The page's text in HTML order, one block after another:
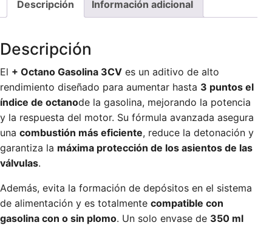
Descripción Información adicional
Descripción
El + Octano Gasolina 3CV es un aditivo de alto
rendimiento diseñado para aumentar hasta 3 puntos el
índice de octanode la gasolina, mejorando la potencia
y la respuesta del motor. Su fórmula avanzada asegura
una combustión más eficiente, reduce la detonación y
garantiza la máxima protección de los asientos de las
válvulas.
Además, evita la formación de depósitos en el sistema
de alimentación y es totalmente compatible con
gasolina con o sin plomo. Un solo envase de 350 ml